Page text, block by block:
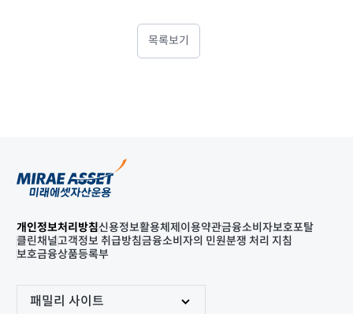
목록보기
개인정보처리방침신용정보활용체제 이용약관금융소비자보호포탈
클린채널고객정보 취급방침금융소비자의 민원분쟁 처리 지침
보호금융상품등록부
패밀리 사이트